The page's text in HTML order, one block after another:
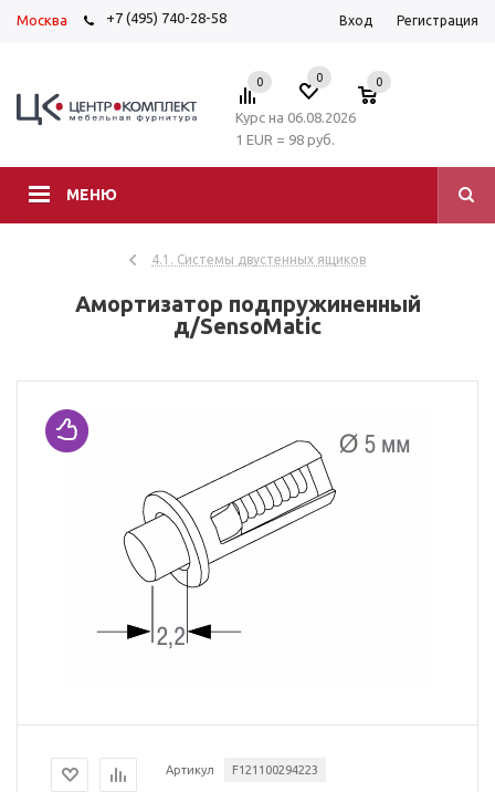
Москва +7 (495) 740-28-58 Вход Регистрация
МЕНЮ
0 0 0
Курс на 06.08.2026
1 EUR = 98 руб.
4.1. Системы двустенных ящиков
Амортизатор подпружиненный
д/SensoMatic
Артикул F121100294223